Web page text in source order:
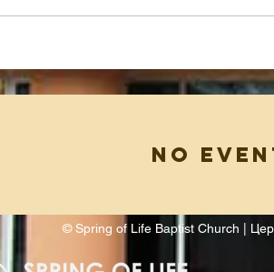
No
© Spring of Life Baptist Church |